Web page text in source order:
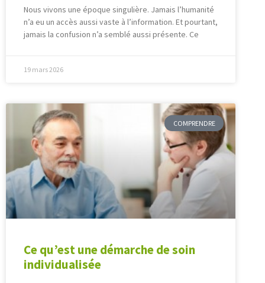
Nous vivons une époque singulière. Jamais l’humanité
n’a eu un accès aussi vaste à l’information. Et pourtant,
jamais la confusion n’a semblé aussi présente. Ce
19 mars 2026
COMPRENDRE
Ce qu’est une démarche de soin
individualisée